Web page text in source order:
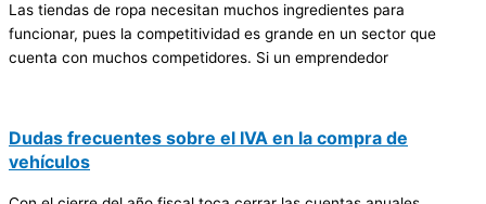
Las tiendas de ropa necesitan muchos ingredientes para
funcionar, pues la competitividad es grande en un sector que
cuenta con muchos competidores. Si un emprendedor
Dudas frecuentes sobre el IVA en la compra de
vehículos